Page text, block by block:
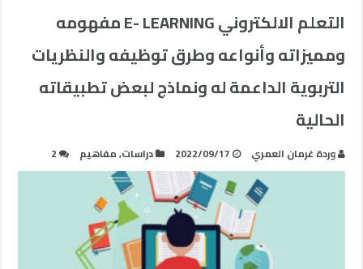
التعلم الالكتروني E- LEARNING مفهومه
ومميزاته وأنواعه وطرق توظيفه والنظريات
التربوية الداعمة له ونماذج لبعض تطبيقاته
الحالية
وردة غرمان العمري 2022/09/17 دراسات,مفاهيم 2